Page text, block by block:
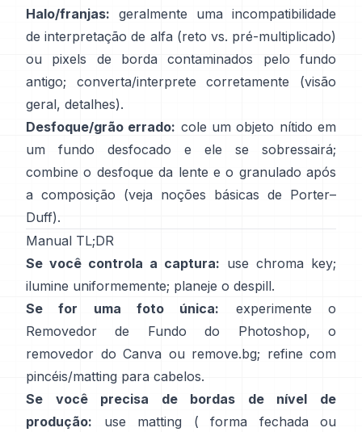
Halo/franjas: geralmente uma incompatibilidade
de interpretação de alfa (reto vs. pré-multiplicado)
ou pixels de borda contaminados pelo fundo
antigo; converta/interprete corretamente
(visão
geral, detalhes).
Desfoque/grão errado: cole um objeto nítido em
um fundo desfocado e ele se sobressairá;
combine o desfoque da lente e o granulado após
a composição (veja noções básicas de Porter–
Duff).
Manual TL;DR
Se você controla a captura: use chroma key;
ilumine uniformemente; planeje o despill.
Se for uma foto única: experimente o
Removedor de Fundo do Photoshop,
o
removedor do Canva ou remove.bg; refine com
pincéis/matting para cabelos.
Se você precisa de bordas de nível de
produção: use matting ( forma fechada
ou